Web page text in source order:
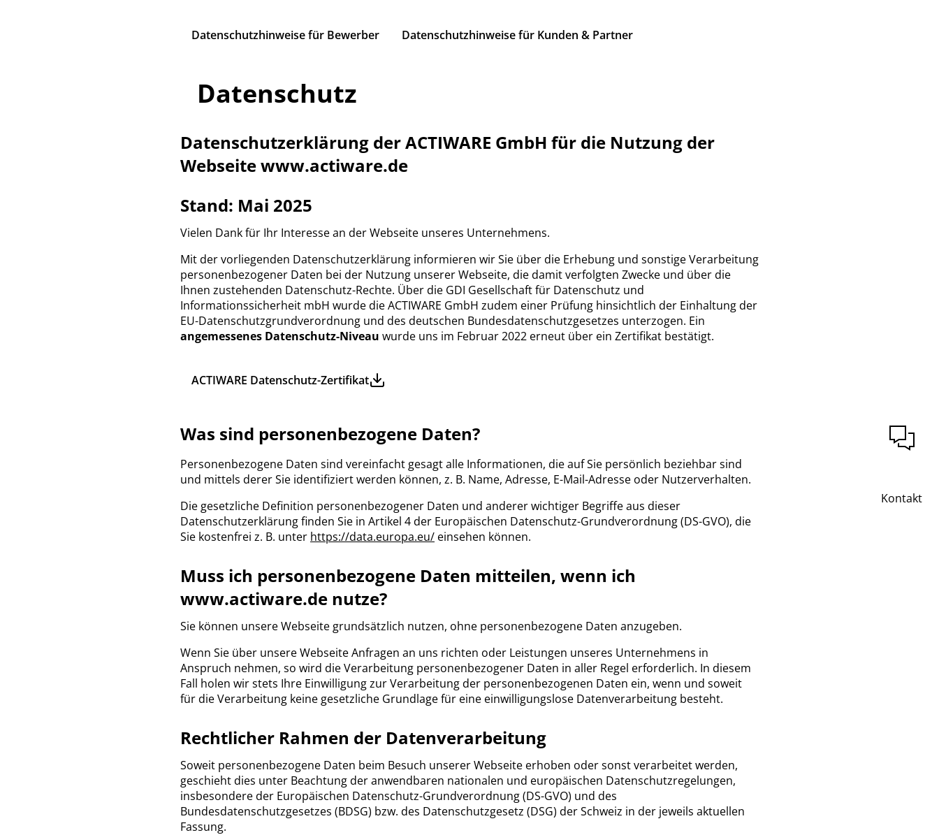
Kontakt
Datenschutzhinweise für Bewerber Datenschutzhinweise für Kunden & Partner
Datenschutz
Datenschutzerklärung der ACTIWARE GmbH für die Nutzung der
Webseite www.actiware.de
Stand: Mai 2025
Vielen Dank für Ihr Interesse an der Webseite unseres Unternehmens.
Mit der vorliegenden Datenschutzerklärung informieren wir Sie über die Erhebung und sonstige Verarbeitung
personenbezogener Daten bei der Nutzung unserer Webseite, die damit verfolgten Zwecke und über die
Ihnen zustehenden Datenschutz-Rechte. Über die GDI Gesellschaft für Datenschutz und
Informationssicherheit mbH wurde die ACTIWARE GmbH zudem einer Prüfung hinsichtlich der Einhaltung der
EU-Datenschutzgrundverordnung und des deutschen Bundesdatenschutzgesetzes unterzogen. Ein
angemessenes Datenschutz-Niveau wurde uns im Februar 2022 erneut über ein Zertifikat bestätigt.
ACTIWARE Datenschutz-Zertifikat
Was sind personenbezogene Daten?
Personenbezogene Daten sind vereinfacht gesagt alle Informationen, die auf Sie persönlich beziehbar sind
und mittels derer Sie identifiziert werden können, z. B. Name, Adresse, E-Mail-Adresse oder Nutzerverhalten.
Die gesetzliche Definition personenbezogener Daten und anderer wichtiger Begriffe aus dieser
Datenschutzerklärung finden Sie in Artikel 4 der Europäischen Datenschutz-Grundverordnung (DS-GVO), die
Sie kostenfrei z. B. unter https://data.europa.eu/ einsehen können.
Muss ich personenbezogene Daten mitteilen, wenn ich
www.actiware.de nutze?
Sie können unsere Webseite grundsätzlich nutzen, ohne personenbezogene Daten anzugeben.
Wenn Sie über unsere Webseite Anfragen an uns richten oder Leistungen unseres Unternehmens in
Anspruch nehmen, so wird die Verarbeitung personenbezogener Daten in aller Regel erforderlich. In diesem
Fall holen wir stets Ihre Einwilligung zur Verarbeitung der personenbezogenen Daten ein, wenn und soweit
für die Verarbeitung keine gesetzliche Grundlage für eine einwilligungslose Datenverarbeitung besteht.
Rechtlicher Rahmen der Datenverarbeitung
Soweit personenbezogene Daten beim Besuch unserer Webseite erhoben oder sonst verarbeitet werden,
geschieht dies unter Beachtung der anwendbaren nationalen und europäischen Datenschutzregelungen,
insbesondere der Europäischen Datenschutz-Grundverordnung (DS-GVO) und des
Bundesdatenschutzgesetzes (BDSG) bzw. des Datenschutzgesetz (DSG) der Schweiz in der jeweils aktuellen
Fassung.